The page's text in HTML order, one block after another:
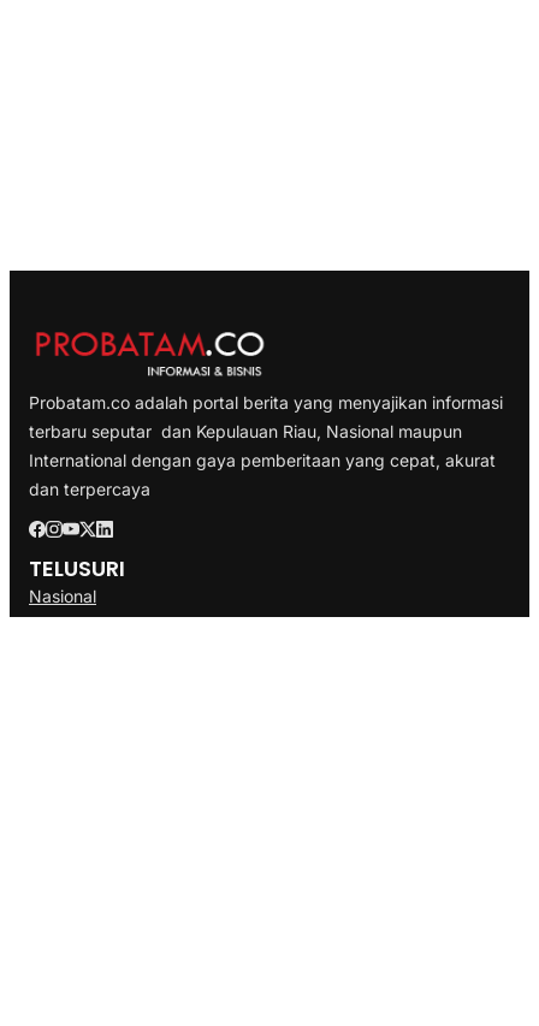
Probatam.co adalah portal berita yang menyajikan informasi
terbaru seputar dan Kepulauan Riau, Nasional maupun
International dengan gaya pemberitaan yang cepat, akurat
dan terpercaya
TELUSURI
Nasional